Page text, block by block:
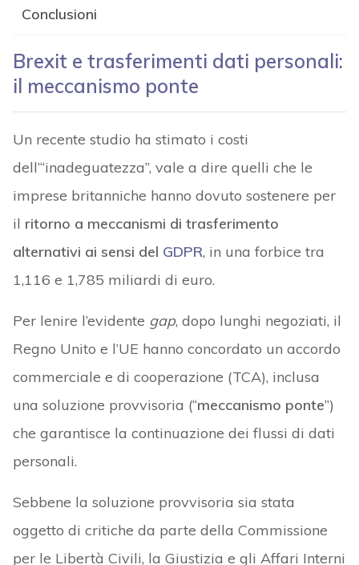
Conclusioni
Brexit e trasferimenti dati personali:
il meccanismo ponte
Un recente studio ha stimato i costi
dell’“inadeguatezza”, vale a dire quelli che le
imprese britanniche hanno dovuto sostenere per
il ritorno a meccanismi di trasferimento
alternativi ai sensi del GDPR, in una forbice tra
1,116 e 1,785 miliardi di euro.
Per lenire l’evidente gap, dopo lunghi negoziati, il
Regno Unito e l’UE hanno concordato un accordo
commerciale e di cooperazione (TCA), inclusa
una soluzione provvisoria (“meccanismo ponte”)
che garantisce la continuazione dei flussi di dati
personali.
Sebbene la soluzione provvisoria sia stata
oggetto di critiche da parte della Commissione
per le Libertà Civili, la Giustizia e gli Affari Interni